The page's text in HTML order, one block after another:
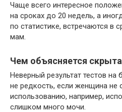
Чаще всего интересное
на сроках до 20 недель, а
по статистике, встречаются в
мам.
Чем объясняется
Неверный результат тестов на
не редкость, если женщина не
использованию, например,
слишком много мочи.